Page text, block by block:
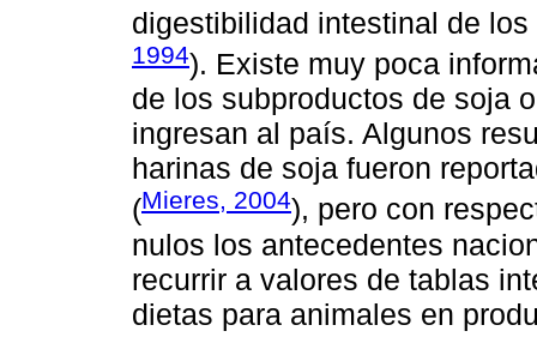
digestibilidad intestinal de
1994). Existe muy poca
de los subproductos de soja
ingresan al país. Algunos
harinas de soja fueron
(Mieres, 2004), pero con
nulos los antecedentes
recurrir a valores de tablas
dietas para animales en